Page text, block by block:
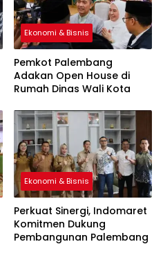
Ekonomi & Bisnis
Pemkot Palembang
Adakan Open House di
Rumah Dinas Wali Kota
Ekonomi & Bisnis
Perkuat Sinergi, Indomaret
Komitmen Dukung
Pembangunan Palembang